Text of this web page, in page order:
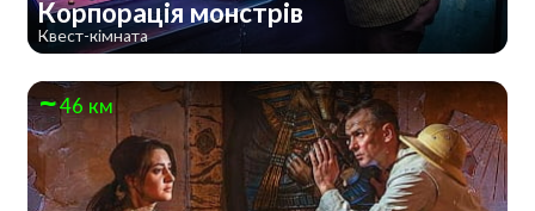
Корпорація монстрів
Квест-кімната
46 км